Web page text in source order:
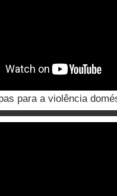
para a violência